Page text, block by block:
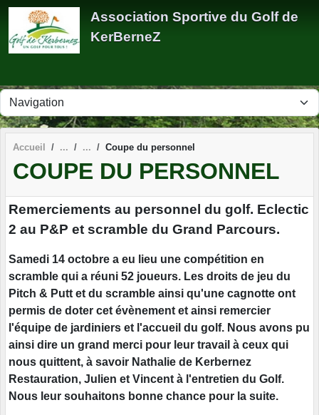
Association Sportive du Golf de
KerBerneZ
Accueil Coupe du personnel
COUPE DU PERSONNEL
Remerciements au personnel du golf. Eclectic
2 au P&P et scramble du Grand Parcours.
Samedi 14 octobre a eu lieu une compétition en
scramble qui a réuni 52 joueurs. Les droits de jeu du
Pitch & Putt et du scramble ainsi qu'une cagnotte ont
permis de doter cet évènement et ainsi remercier
l'équipe de jardiniers et l'accueil du golf. Nous avons pu
ainsi dire un grand merci pour leur travail à ceux qui
nous quittent, à savoir Nathalie de Kerbernez
Restauration, Julien et Vincent à l'entretien du Golf.
Nous leur souhaitons bonne chance pour la suite.
Panneau de gestion des cookies